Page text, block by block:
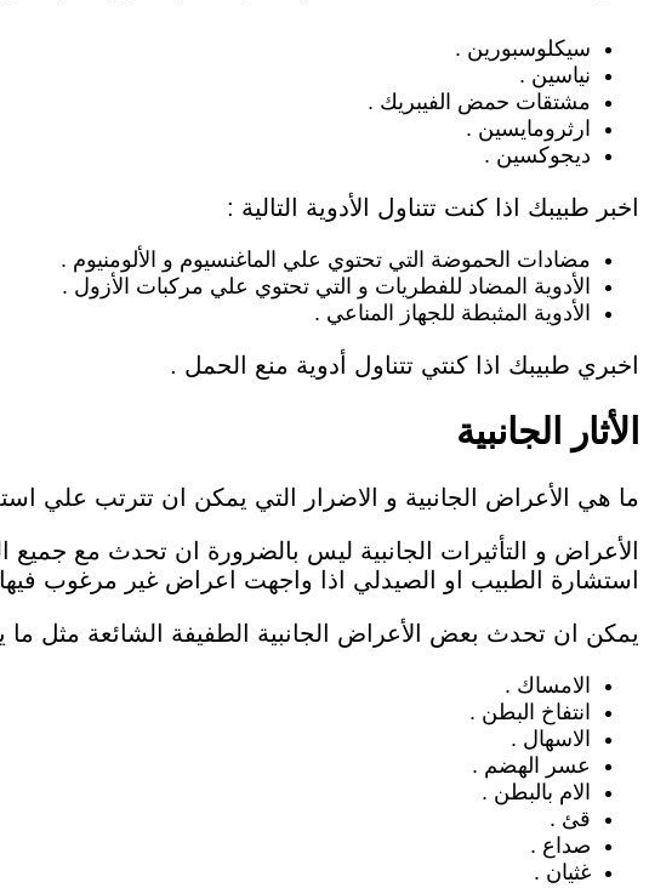
سيكلوسبورين .
نياسين .
مشتقات حمض الفيبريك .
ارثرومايسين .
ديجوكسين .
اخبر طبيبك اذا كنت تتناول الأدوية التالية :
مضادات الحموضة التي تحتوي علي الماغنسيوم و الألومنيوم .
الأدوية المضاد للفطريات و التي تحتوي علي مركبات الأزول .
الأدوية المثبطة للجهاز المناعي .
اخبري طبيبك اذا كنتي تتناول أدوية منع الحمل .
الأثار الجانبية
ما هي الأعراض الجانبية و الاضرار التي يمكن ان تترتب علي
الأعراض و التأثيرات الجانبية ليس بالضرورة ان تحدث مع
استشارة الطبيب او الصيدلي اذا واجهت اعراض غير مرغوب
يمكن ان تحدث بعض الأعراض الجانبية الطفيفة الشائعة مثل ما
الامساك .
انتفاخ البطن .
الاسهال .
عسر الهضم .
الام بالبطن .
قئ .
صداع .
غثيان .